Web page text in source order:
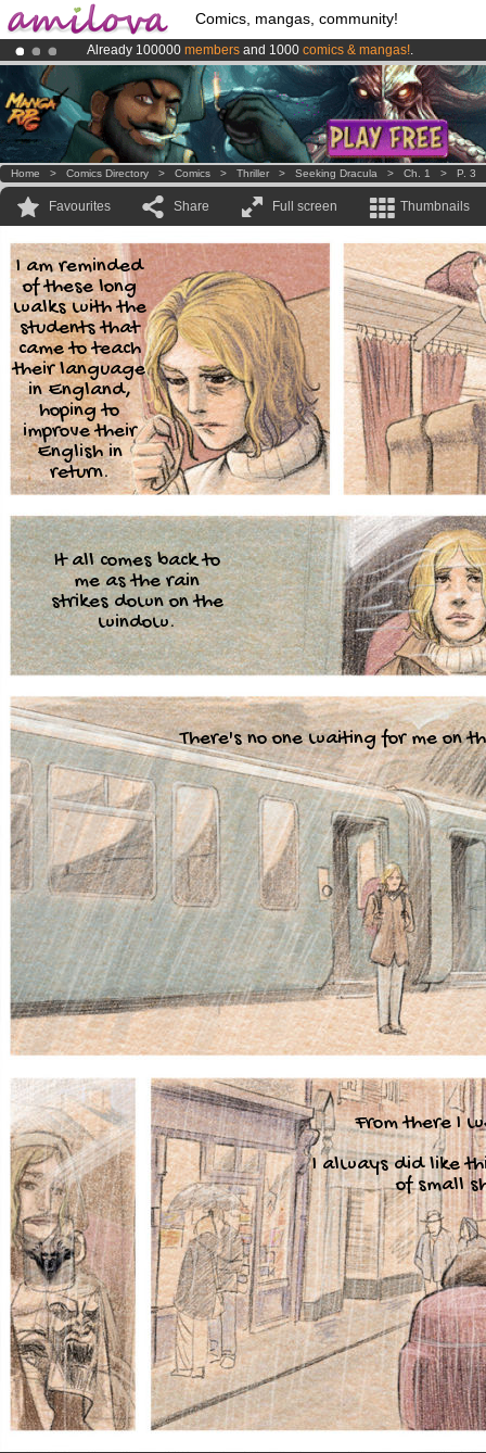
Comics, mangas, community!
Already 100000 members and 1000 comics & mangas!.
Premium membership from3.95 eurosper month !Get membership
AmilovaKickstarter is now LIVE!.
Home > Comics Directory > Comics > Thriller > Seeking Dracula > Ch. 1 > P. 3
Favourites Share Full screen Thumbnails
I am reminded
of these long
walks with the
students that
came to teach
their language
in England,
hoping to
improve their
English in
return.
It all comes back to
me as the rain
strikes down on the
window.
There's no one waiting for me on
From there I
I always did like
of small